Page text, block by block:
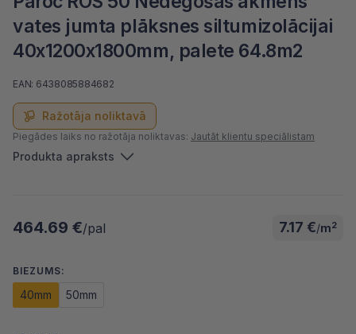
vates jumta plāksnes siltumizolācijai
40x1200x1800mm, palete 64.8m2
Ražotāja noliktavā
EAN: 6438085884682
Piegādes laiks no ražotāja noliktavas: Jautāt klientu speciālistam
Produkta apraksts
464.69 €/pal 7.17 €/m2
BIEZUMS:
40mm 50mm